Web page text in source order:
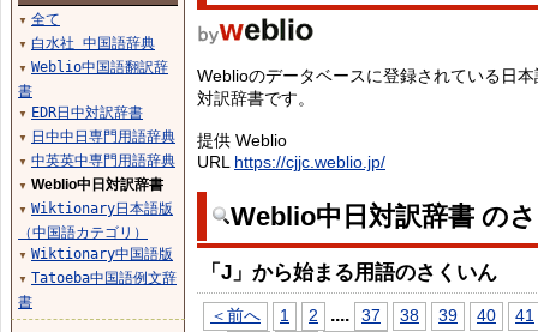
Weblioのデータベースに登録されている日
対訳辞書です。
提供 Weblio
URL https://cjjc.weblio.jp/
Weblio中日対訳辞書 の
「J」から始まる用語のさくいん
＜前へ 1 2 .... 37 38 39 40 41
▼ 全て
▼ 白水社 中国語辞典
▼ Weblio中国語翻訳辞
書
▼ EDR日中対訳辞書
▼ 日中中日専門用語辞典
▼ 中英英中専門用語辞典
▼ Weblio中日対訳辞書
▼ Wiktionary日本語版
（中国語カテゴリ）
▼ Wiktionary中国語版
▼ Tatoeba中国語例文辞
書